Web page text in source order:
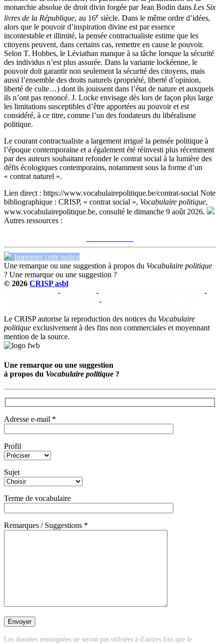
monarchie absolue de droit divin forgée par Jean Bodin dans Les Six
livres de la République, au 16e siècle. Dans le même ordre d’idées,
alors que le pouvoir d’inspiration divine est par essence
incontestable et illimité, la pensée contractualiste estime que les
citoyens peuvent, dans certains cas, remettre en cause le pouvoir.
Selon T. Hobbes, le Léviathan manque à sa tâche lorsque la sécurité
des individus n’est plus assurée. Dans la variante lockéenne, le
pouvoir doit garantir non seulement la sécurité des citoyens, mais
aussi l’ensemble des droits naturels (propriété, liberté d’opinion,
liberté de culte…) dont ils jouissent dans l’état de nature et auxquels
ils n’ont pas renoncé. J. Locke envisage dès lors de façon plus large
les limitations susceptibles d’être apportées au pouvoir et est
considéré, à ce titre, comme l’un des fondateurs du libéralisme
politique.
Le courant contractualiste a largement irrigué la pensée politique à
l’époque contemporaine et a également été réinvesti plus récemment
par des auteurs souhaitant refonder le contrat social à la lumière des
défis écologiques contemporains, notamment sous la forme d’un
« contrat naturel ».
Lien direct : https://www.vocabulairepolitique.be/contrat-social Note
bibliographique : CRISP, « contrat social », Vocabulaire politique,
www.vocabulairepolitique.be, consulté le dimanche 9 août 2026.
Autres ressources :
Imprimer cette notice
Une remarque ou une suggestion à propos du Vocabulaire politique
? Une remarque ou une suggestion ?
© 2026 CRISP asbl
- -
-
-
Le CRISP autorise la reproduction des notices du Vocabulaire
politique exclusivement à des fins non commerciales et moyennant
mention de la source.
Une remarque ou une suggestion
à propos du Vocabulaire politique ?
Adresse e-mail *
Profil
Sujet
Terme de vocabulaire
Remarques / Suggestions *
Les données renseignées ne seront pas utilisées à d'autres fins que le